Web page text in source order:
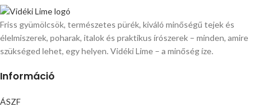
Friss gyümölcsök, természetes pürék, kiváló minőségű tejek és
élelmiszerek, poharak, italok és praktikus írószerek – minden, amire
szükséged lehet, egy helyen. Vidéki Lime – a minőség íze.
Információ
ÁSZF